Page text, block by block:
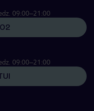
09:00–21:00
09:00–21:00